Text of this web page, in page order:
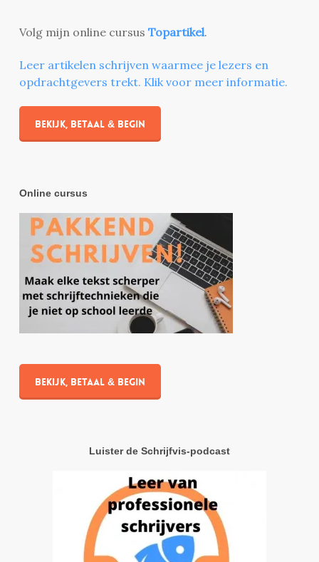
Volg mijn online cursus Topartikel.
Leer artikelen schrijven waarmee je lezers en
opdrachtgevers trekt. Klik voor meer informatie.
Bekijk, betaal & begin
Online cursus
Bekijk, betaal & begin
Luister de Schrijfvis-podcast